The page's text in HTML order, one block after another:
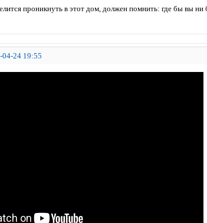
проникнуть в этот дом, должен помнить: где бы вы ни
04-24 19:55